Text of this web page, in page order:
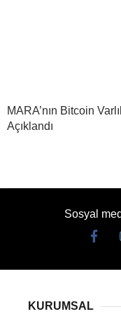
MARA’nın Bitcoin
Açıklandı
Sosyal
KURUMSAL